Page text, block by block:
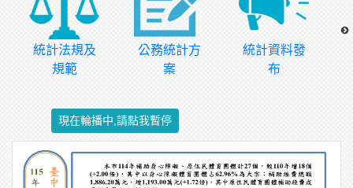
統計法規及
規範
公務統計方
案
統計資料發
布
現在輪播中,請點我暫停